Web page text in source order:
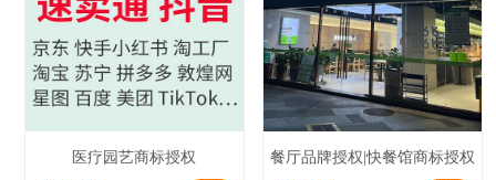
医疗园艺商标授权
餐厅品牌授权|快餐馆商标授权